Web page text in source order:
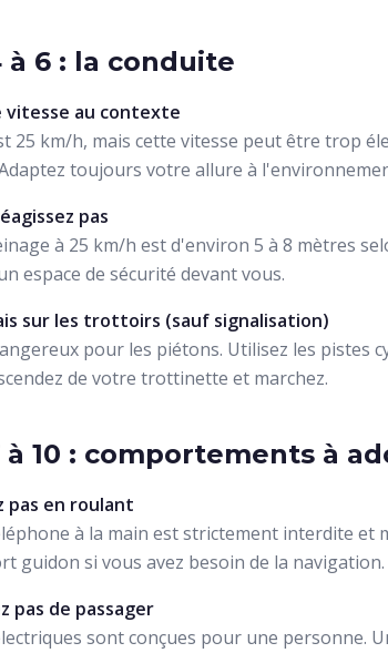
à 6 : la conduite
vitesse au contexte
25 km/h, mais cette vitesse peut être trop
toujours votre allure à
pas
à 25 km/h est d'environ 5 à 8 mètres
espace de sécurité devant vous.
sur les trottoirs (sauf signalisation)
pour les piétons. Utilisez les pistes
de votre trottinette et marchez.
à 10 : comportements à
pas en roulant
à la main est strictement interdite et
guidon si vous avez besoin de la navigation.
pas de passager
sont conçues pour une personne.